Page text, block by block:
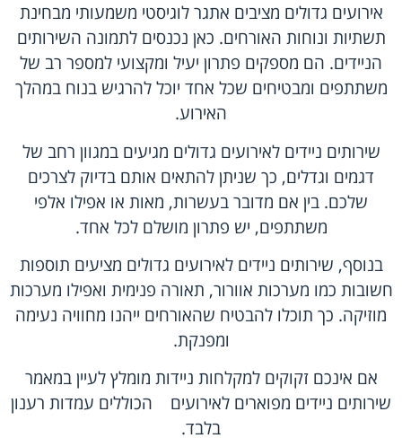
אירועים גדולים מציבים אתגר לוגיסטי משמעותי מבחינת
תשתיות ונוחות האורחים. כאן נכנסים לתמונה השירותים
הניידים. הם מספקים פתרון יעיל ומקצועי למספר רב של
משתתפים ומבטיחים שכל אחד יוכל להרגיש בנוח במהלך
האירוע.
שירותים ניידים לאירועים גדולים מגיעים במגוון רחב של
דגמים וגדלים, כך שניתן להתאים אותם בדיוק לצרכים
שלכם. בין אם מדובר בעשרות, מאות או אפילו אלפי
משתתפים, יש פתרון מושלם לכל אחד.
בנוסף, שירותים ניידים לאירועים גדולים מציעים תוספות
חשובות כמו מערכות אוורור, תאורה פנימית ואפילו מערכות
מוזיקה. כך תוכלו להבטיח שהאורחים ייהנו מחוויה נעימה
ומפנקת.
אם אינכם זקוקים למקלחות ניידות מומלץ לעיין במאמר
שירותים ניידים מפוארים לאירועים הכוללים עמדות רענון
בלבד.